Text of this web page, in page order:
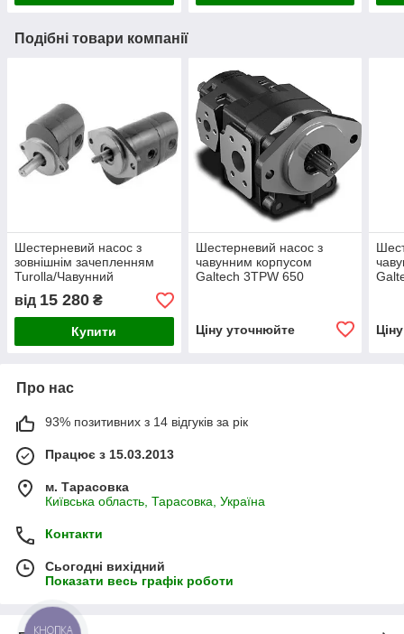
Подібні товари компанії
Шестерневий насос з
зовнішнім зачепленням
Turolla/Чавунний
від 15 280 ₴
Купити
Шестерневий насос з
чавунним корпусом
Galtech 3TPW 650
Ціну уточнюйте
Про нас
93% позитивних з 14 відгуків за рік
Працює з 15.03.2013
м. Тарасовка
Київська область, Тарасовка, Україна
Контакти
Сьогодні вихідний
Показати весь графік роботи
КНОПКА